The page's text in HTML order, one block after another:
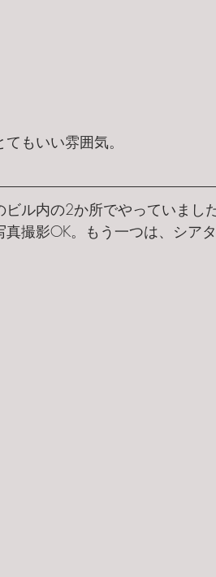
もいい雰囲気。
ビル内の2か所でやっていまし
真撮影OK。もう一つは、シア